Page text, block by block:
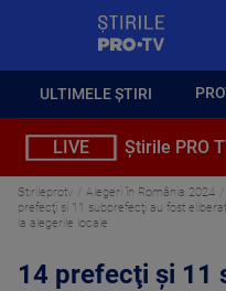
ULTIMELE ȘTIRI
LIVE Știrile PRO
Stirileprotv Alegeri în România 2024
prefecţi şi 11 subprefecţi au fost
la alegerile locale
14 prefecţi şi 11